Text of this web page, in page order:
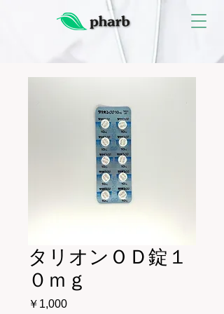
タリオンＯＤ錠１
０ｍｇ
￥1,000価